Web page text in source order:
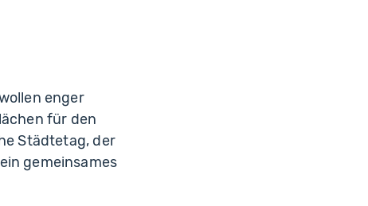
enger
für den
Städtetag, der
gemeinsames